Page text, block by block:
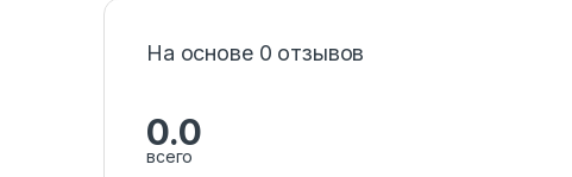
На основе 0 отзывов
0.0
всего